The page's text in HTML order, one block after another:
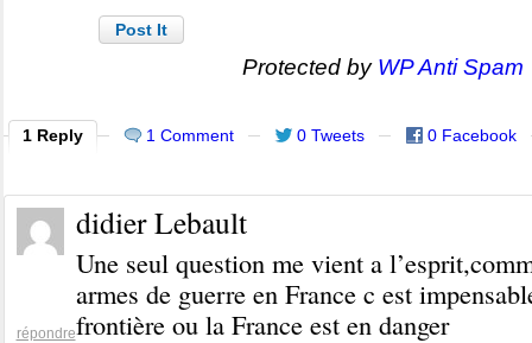
Protected by WP Anti Spam
1 Reply 1 Comment 0 Tweets 0 Facebook
didier Lebault
Une seul question me vient a
armes de guerre en France c est
frontière ou la France est en danger
répondre